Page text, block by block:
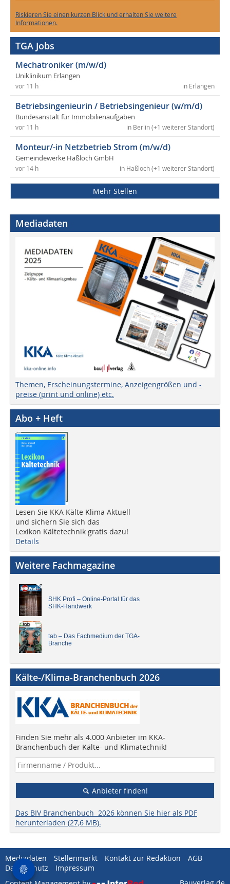
Riskieren Sie einen kurzen Blick und erhalten Sie weitere
Informationen.
TGA Jobs
Mechatroniker (m/w/d)
Uniklinikum Erlangen
in Erlangen
vor 11 h
Betriebsingenieurin / Betriebsingenieur (w/m/d)
Bundesanstalt für Immobilienaufgaben
in Berlin (+1 weiterer Standort)
vor 11 h
Monteur/-in Netzbetrieb Strom (m/w/d)
Gemeindewerke Haßloch GmbH
in Haßloch (+1 weiterer Standort)
vor 14 h
Mehr Stellen
Mediadaten
Themen, Erscheinungstermine, Anzeigengrößen und -
preise (print und online) etc.
Abo + Heft
Lesen Sie KKA Kälte Klima Aktuell
und sichern Sie sich das
Lexikon Kältetechnik gratis dazu!
Details
Weitere Fachmagazine
SHK Profi – Online-Portal für das
SHK-Handwerk
tab – Das Fachmedium der TGA-
Branche
Kälte-/Klima-Branchenbuch 2026
Finden Sie mehr als 4.000 Anbieter im KKA-
Branchenbuch der Kälte- und Klimatechnik!
Anbieter finden!
Das BIV Branchenbuch 2026 können Sie hier als PDF
herunterladen (27,6 MB).
Mediadaten Stellenmarkt Kontakt zur Redaktion
AGB
Datenschutz
Impressum